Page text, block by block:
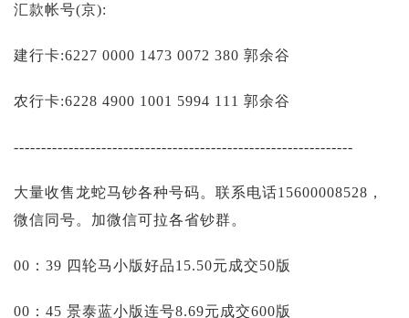
汇款帐号(京):
建行卡:6227 0000 1473 0072 380 郭余谷
农行卡:6228 4900 1001 5994 111 郭余谷
--------------------------------------------------------------
大量收售龙蛇马钞各种号码。联系电话15600008528，
微信同号。加微信可拉各省钞群。
00：39 四轮马小版好品15.50元成交50版
00：45 景泰蓝小版连号8.69元成交600版